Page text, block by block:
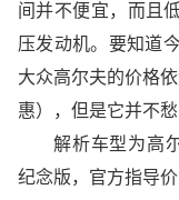
间并不便宜，而且
压发动机。要知道
大众高尔夫的价格
惠），但是它并不
解析车型为高
纪念版，官方指导价